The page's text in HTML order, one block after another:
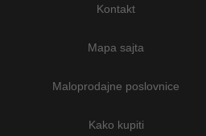
Kontakt
Mapa sajta
Maloprodajne poslovnice
Kako kupiti